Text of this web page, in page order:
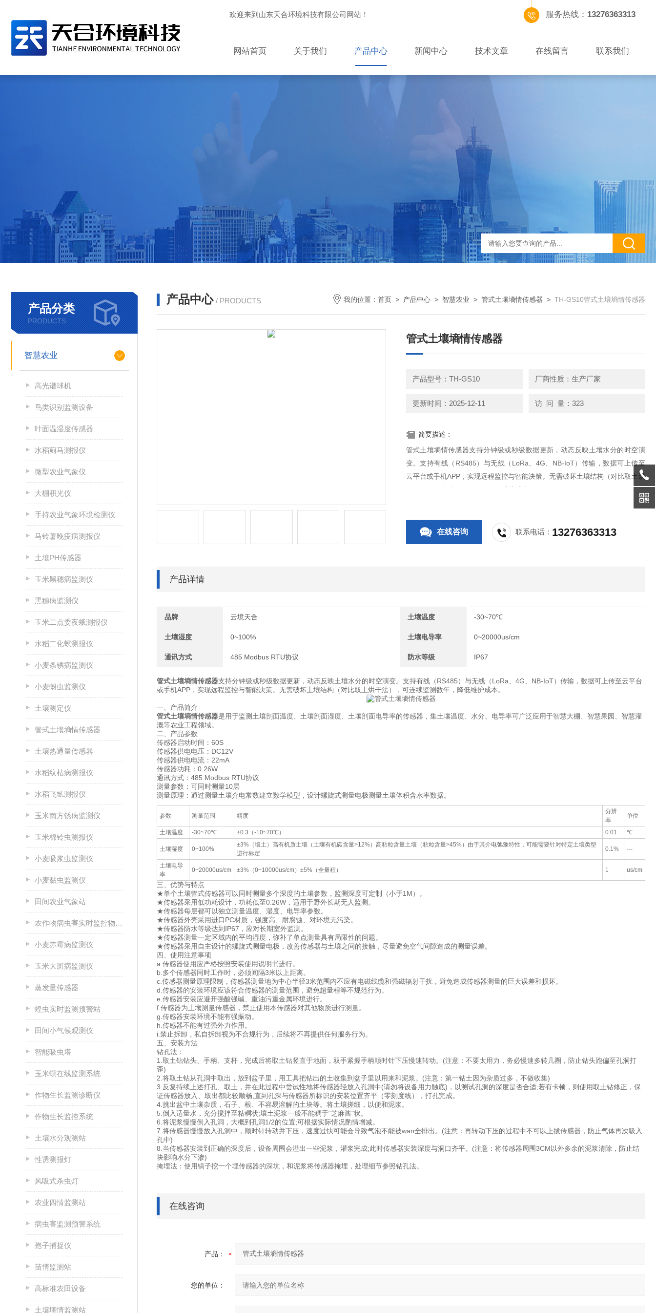
欢迎来到山东天合环境科技有限公司网站！ 服务热线： 13276363313
网站首页 关于我们 产品中心 新闻中心 技术文章 在线留言 联系我们
产品分类
PRODUCTS
智慧农业
高光谱球机
鸟类识别监测设备
叶面温湿度传感器
水稻蓟马测报仪
微型农业气象仪
大棚积光仪
手持农业气象环境检测仪
马铃薯晚疫病测报仪
土壤PH传感器
玉米黑穗病监测仪
黑穗病监测仪
玉米二点委夜蛾测报仪
水稻二化螟测报仪
小麦条锈病监测仪
小麦蚜虫监测仪
土壤测定仪
管式土壤墒情传感器
土壤热通量传感器
水稻纹枯病测报仪
水稻飞虱测报仪
玉米南方锈病监测仪
玉米棉铃虫测报仪
小麦吸浆虫监测仪
小麦黏虫监测仪
田间农业气象站
农作物病虫害实时监控物联网设备
小麦赤霉病监测仪
玉米大斑病监测仪
蒸发量传感器
蝗虫实时监测预警站
田间小气候观测仪
智能吸虫塔
玉米螟在线监测系统
作物生长监测诊断仪
作物生长监控系统
土壤水分观测站
性诱测报灯
风吸式杀虫灯
农业四情监测站
病虫害监测预警系统
孢子捕捉仪
苗情监测站
高标准农田设备
土壤墒情监测站
产品中心 / PRODUCTS 我的位置： 首页 > 产品中心 > 智慧农业 > 管式土壤墒情传感器 > TH-GS10管式土壤墒情传感器
管式土壤墒情传感器
产品型号：TH-GS10 厂商性质：生产厂家
更新时间：2025-12-11 访 问 量：323
简要描述：
管式土壤墒情传感器支持分钟级或秒级数据更新，动态反映土壤水分的时空演
变。支持有线（RS485）与无线（LoRa、4G、NB-IoT）传输，数据可上传至
云平台或手机APP，实现远程监控与智能决策。无需破坏土壤结构（对比取土烘
干法），可连续监测数年，降低维护成本。
在线咨询 联系电话： 13276363313
产品详情
品牌 云境天合 土壤温度 -30~70℃
土壤湿度 0~100% 土壤电导率 0~20000us/cm
通讯方式 485 Modbus RTU协议 防水等级 IP67
管式土壤墒情传感器支持分钟级或秒级数据更新，动态反映土壤水分的时空演变。支持有线（RS485）与无线（LoRa、4G、NB-IoT）传输，数据可上传至云平台
或手机APP，实现远程监控与智能决策。无需破坏土壤结构（对比取土烘干法），可连续监测数年，降低维护成本。
一、产品简介
管式土壤墒情传感器是用于监测土壤剖面温度、土壤剖面湿度、土壤剖面电导率的传感器，集土壤温度、水分、电导率可广泛应用于智慧大棚、智慧果园、智慧灌
溉等农业工程领域。
二、产品参数
传感器启动时间：60S
传感器供电电压：DC12V
传感器供电电流：22mA
传感器功耗：0.26W
通讯方式：485 Modbus RTU协议
测量参数：可同时测量10层
测量原理：通过测量土壤介电常数建立数学模型，设计螺旋式测量电极测量土壤体积含水率数据。
参数 测量范围 精度
分辨
率
单位
土壤温度 -30~70℃ ±0.3（-10~70℃） 0.01 ℃
土壤湿度 0~100%
±3%（壤土）高有机质土壤（土壤有机碳含量>12%）高粘粒含量土壤（粘粒含量>45%）由于其介电弛豫特性，可能需要针对特定土壤类型
进行标定
0.1% ---
土壤电导
率
0~20000us/cm ±3%（0~10000us/cm）±5%（全量程） 1 us/cm
三、优势与特点
★单个土壤管式传感器可以同时测量多个深度的土壤参数，监测深度可定制（小于1M）。
★传感器采用低功耗设计，功耗低至0.26W，适用于野外长期无人监测。
★传感器每层都可以独立测量温度、湿度、电导率参数。
★传感器外壳采用进口PC材质，强度高、耐腐蚀、对环境无污染。
★传感器防水等级达到IP67，应对长期室外监测。
★传感器测量一定区域内的平均湿度，弥补了单点测量具有局限性的问题。
★传感器采用自主设计的螺旋式测量电极，改善传感器与土壤之间的接触，尽量避免空气间隙造成的测量误差。
四、使用注意事项
a.传感器使用应严格按照安装使用说明书进行。
b.多个传感器同时工作时，必须间隔3米以上距离。
c.传感器测量原理限制，传感器测量地为中心半径3米范围内不应有电磁线缆和强磁辐射干扰，避免造成传感器测量的巨大误差和损坏。
d.传感器的安装环境应该符合传感器的测量范围，避免超量程等不规范行为。
e.传感器安装应避开强酸强碱、重油污重金属环境进行。
f.传感器为土壤测量传感器，禁止使用本传感器对其他物质进行测量。
g.传感器安装环境不能有强振动。
h.传感器不能有过强外力作用。
i.禁止拆卸，私自拆卸视为不合规行为，后续将不再提供任何服务行为。
五、安装方法
钻孔法：
1.取土钻钻头、手柄、支杆，完成后将取土钻竖直于地面，双手紧握手柄顺时针下压慢速转动。(注意：不要太用力，务必慢速多转几圈，防止钻头跑偏至孔洞打
歪)
2.将取土钻从孔洞中取出，放到盆子里，用工具把钻出的土收集到盆子里以用来和泥浆。(注意：第一钻土因为杂质过多，不做收集)
3.反复持续上述打孔、取土，并在此过程中尝试性地将传感器轻放入孔洞中(请勿将设备用力触底)，以测试孔洞的深度是否合适;若有卡顿，则使用取土钻修正，保
证传感器放入、取出都比较顺畅;直到孔深与传感器所标识的安装位置齐平（零刻度线），打孔完成。
4.挑出盆中土壤杂质，石子、根、不容易溶解的土块等。将土壤搓细，以便和泥浆。
5.倒入适量水，充分搅拌至粘稠状;壤土泥浆一般不能稠于“芝麻酱"状。
6.将泥浆慢慢倒入孔洞，大概到孔洞1/2的位置;可根据实际情况酌情增减。
7.将传感器慢慢放入孔洞中，顺时针转动并下压，速度过快可能会导致气泡不能被wan全排出。(注意：再转动下压的过程中不可以上拔传感器，防止气体再次吸入
孔中)
8.当传感器安装到正确的深度后，设备周围会溢出一些泥浆，灌浆完成;此时传感器安装深度与洞口齐平。(注意：将传感器周围3CM以外多余的泥浆清除，防止结
块影响水分下渗)
掩埋法：使用镐子挖一个埋传感器的深坑，和泥浆将传感器掩埋，处理细节参照钻孔法。
在线咨询
产品：
您的单位：